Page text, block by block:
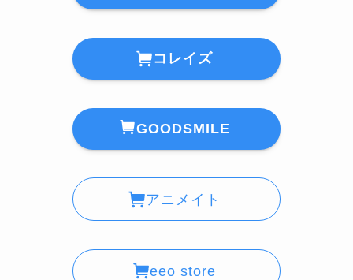
コレイズ
GOODSMILE
アニメイト
eeo store